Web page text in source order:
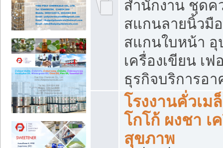
สำนักงาน ชุดค
สแกนลายนิ้วมื
สแกนใบหน้า
เครื่องเขียน เ
ธุรกิจบริการอ
โรงงานคั่วเม
โกโก้ ผงชา เ
สุขภาพ